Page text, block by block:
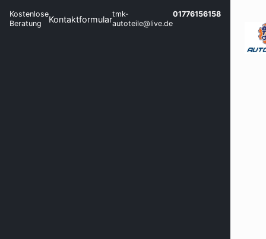
Kostenlose
Beratung
Kontaktformulartmk-
autoteile@live.de
01776156158